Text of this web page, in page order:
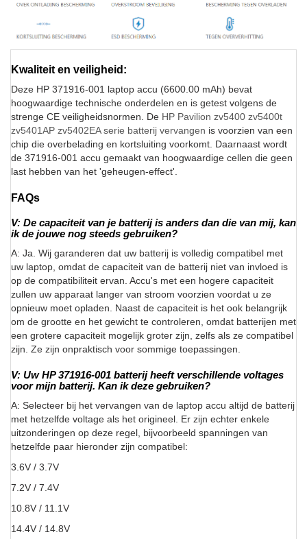
Kwaliteit en veiligheid:
Deze HP 371916-001 laptop accu (6600.00 mAh) bevat
hoogwaardige technische onderdelen en is getest volgens de
strenge CE veiligheidsnormen. De HP Pavilion zv5400 zv5400t
zv5401AP zv5402EA serie batterij vervangen is voorzien van een
chip die overbelading en kortsluiting voorkomt. Daarnaast wordt
de 371916-001 accu gemaakt van hoogwaardige cellen die geen
last hebben van het 'geheugen-effect'.
FAQs
V: De capaciteit van je batterij is anders dan die van mij, kan
ik de jouwe nog steeds gebruiken?
A: Ja. Wij garanderen dat uw batterij is volledig compatibel met
uw laptop, omdat de capaciteit van de batterij niet van invloed is
op de compatibiliteit ervan. Accu's met een hogere capaciteit
zullen uw apparaat langer van stroom voorzien voordat u ze
opnieuw moet opladen. Naast de capaciteit is het ook belangrijk
om de grootte en het gewicht te controleren, omdat batterijen met
een grotere capaciteit mogelijk groter zijn, zelfs als ze compatibel
zijn. Ze zijn onpraktisch voor sommige toepassingen.
V: Uw HP 371916-001 batterij heeft verschillende voltages
voor mijn batterij. Kan ik deze gebruiken?
A: Selecteer bij het vervangen van de laptop accu altijd de batterij
met hetzelfde voltage als het origineel. Er zijn echter enkele
uitzonderingen op deze regel, bijvoorbeeld spanningen van
hetzelfde paar hieronder zijn compatibel:
3.6V / 3.7V
7.2V / 7.4V
10.8V / 11.1V
14.4V / 14.8V